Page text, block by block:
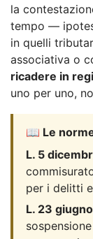
la
tempo —
in quelli
associativa o
ricadere in
uno per uno,
📖 Le
L. 5
per i delitti
L. 23